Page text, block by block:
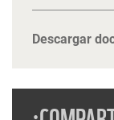
Descargar